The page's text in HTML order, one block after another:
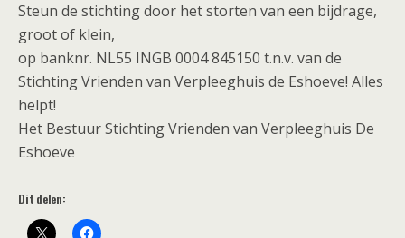
Steun de stichting door het storten van een bijdrage,
groot of klein,
op banknr. NL55 INGB 0004 845150 t.n.v. van de
Stichting Vrienden van Verpleeghuis de Eshoeve! Alles
helpt!
Het Bestuur Stichting Vrienden van Verpleeghuis De
Eshoeve
Dit delen: